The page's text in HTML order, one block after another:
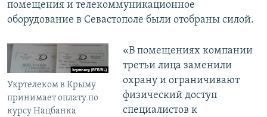
помещения и телекоммуникационное
оборудование в Севастополе были отобраны силой.
Укртелеком в Крыму
принимает оплату по
курсу Нацбанка
«В помещениях компании
третьи лица заменили
охрану и ограничивают
физический доступ
специалистов к